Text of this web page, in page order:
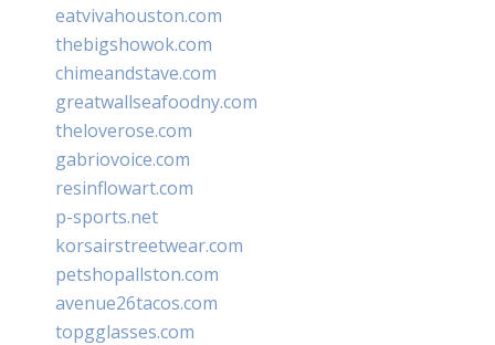
eatvivahouston.com
thebigshowok.com
chimeandstave.com
greatwallseafoodny.com
theloverose.com
gabriovoice.com
resinflowart.com
p-sports.net
korsairstreetwear.com
petshopallston.com
avenue26tacos.com
topgglasses.com